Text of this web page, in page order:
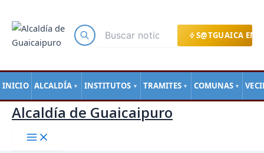
S@TGUAICA EN
INICIO ALCALDÍA ▼ INSTITUTOS ▼ TRAMITES ▼ COMUNAS ▼
contenido
Alcaldía de Guaicaipuro
de
entradas